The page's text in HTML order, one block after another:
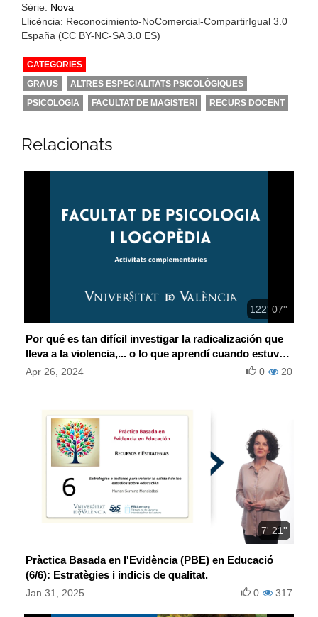
Sèrie: Nova
Llicència: Reconocimiento-NoComercial-CompartirIgual 3.0
España (CC BY-NC-SA 3.0 ES)
CATEGORIES
GRAUS
ALTRES ESPECIALITATS PSICOLÒGIQUES
PSICOLOGIA
FACULTAT DE MAGISTERI RECURS DOCENT
Relacionats
122' 07''
Por qué es tan difícil investigar la radicalización que
lleva a la violencia,... o lo que aprendí cuando estuve
en prisión
Apr 26, 2024 20
0
7' 21''
Pràctica Basada en l'Evidència (PBE) en Educació
(6/6): Estratègies i indicis de qualitat.
Jan 31, 2025 317
0